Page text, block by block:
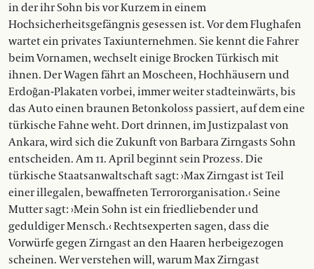
in der ihr Sohn bis vor Kurzem in einem
Hochsicherheitsgefängnis gesessen ist. Vor dem Flughafen
wartet ein privates Taxiunternehmen. Sie kennt die Fahrer
beim Vornamen, wechselt einige Brocken Türkisch mit
ihnen. Der Wagen fährt an Moscheen, Hochhäusern und
Erdoğan-Plakaten vorbei, immer weiter stadteinwärts, bis
das Auto einen braunen Betonkoloss passiert, auf dem eine
türkische Fahne weht. Dort drinnen, im Justizpalast von
Ankara, wird sich die Zukunft von Barbara Zirngasts Sohn
entscheiden. Am 11. April beginnt sein Prozess. Die
türkische Staatsanwaltschaft sagt: ›Max Zirngast ist Teil
einer illegalen, bewaffneten Terrororganisation.‹ Seine
Mutter sagt: ›Mein Sohn ist ein friedliebender und
geduldiger Mensch.‹ Rechtsexperten sagen, dass die
Vorwürfe gegen Zirngast an den Haaren herbeigezogen
scheinen. Wer verstehen will, warum Max Zirngast